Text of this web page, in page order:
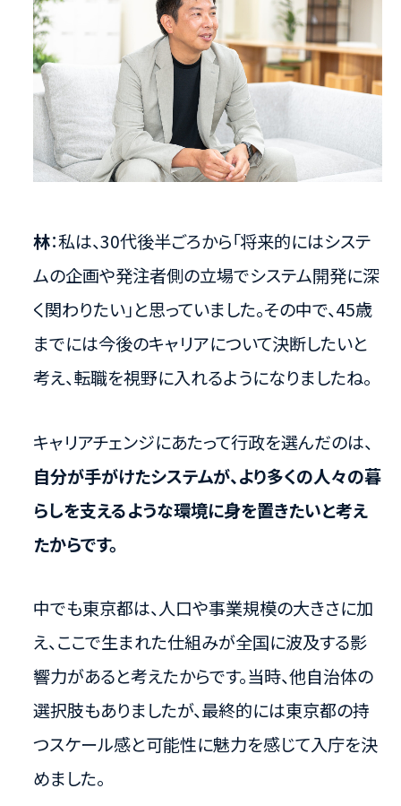
林：私は、30代後半ごろから「将来的にはシステ
ムの企画や発注者側の立場でシステム開発に深
く関わりたい」と思っていました。その中で、45歳
までには今後のキャリアについて決断したいと
考え、転職を視野に入れるようになりましたね。
キャリアチェンジにあたって行政を選んだのは、
自分が手がけたシステムが、より多くの人々の暮
らしを支えるような環境に身を置きたいと考え
たからです。
中でも東京都は、人口や事業規模の大きさに加
え、ここで生まれた仕組みが全国に波及する影
響力があると考えたからです。当時、他自治体の
選択肢もありましたが、最終的には東京都の持
つスケール感と可能性に魅力を感じて入庁を決
めました。